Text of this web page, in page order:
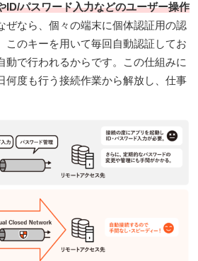
ID/パスワード入力などのユーザー操作
ぜなら、個々の端末に個体認証用の認
このキーを用いて毎回自動認証してお
動で行われるからです。この仕組みに
何度も行う接続作業から解放し、仕事